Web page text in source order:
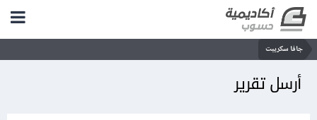
جافا سكريبت
أرسل تقرير